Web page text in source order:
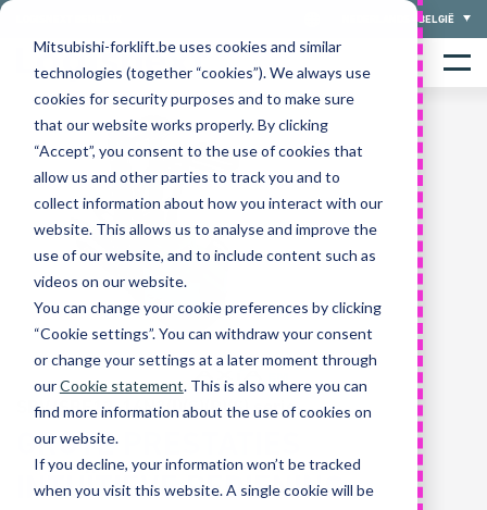
Mitsubishi-forklift.be uses cookies and similar
technologies (together “cookies”). We always use
cookies for security purposes and to make sure
that our website works properly. By clicking
“Accept”, you consent to the use of cookies that
allow us and other parties to track you and to
collect information about how you interact with our
website. This allows us to analyse and improve the
use of our website, and to include content such as
videos on our website.
You can change your cookie preferences by clicking
“Cookie settings”. You can withdraw your consent
or change your settings at a later moment through
ourCookie statement. This is also where you can
find more information about the use of cookies on
our website.
If you decline, your information won’t be tracked
when you visit this website. A single cookie will be
Skip
NEDERLANDS - BELGIË
Home
Menu
SBV/SBF12-16N3(I)(S)(R)(S) serie
GROTE PRESTATIES
INTUÏTIEVE BEDIENING